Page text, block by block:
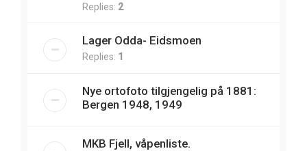
Replies: 2
Lager Odda- Eidsmoen
Replies: 1
Nye ortofoto tilgjengelig på 1881:
Bergen 1948, 1949
MKB Fjell, våpenliste.